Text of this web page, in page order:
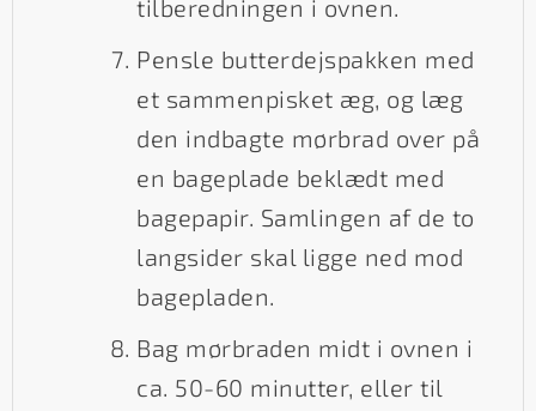
tilberedningen i ovnen.
Pensle butterdejspakken med
et sammenpisket æg, og læg
den indbagte mørbrad over på
en bageplade beklædt med
bagepapir. Samlingen af de to
langsider skal ligge ned mod
bagepladen.
Bag mørbraden midt i ovnen i
ca. 50-60 minutter, eller til